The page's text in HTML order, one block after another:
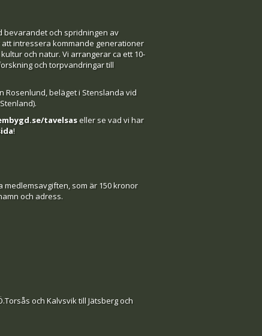
bevarandet och spridningen av
intressera kommande generationer
och natur. Vi arrangerar ca ett 10-
och torpvandringar till
Rosenlund, beläget i Stenslanda vid
tavelsas eller se vad vi har
!
medlemsavgiften, som är 150 kronor
och adress.
och Kalvsvik till Jätsberg och